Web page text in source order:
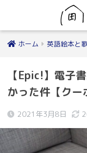
ホーム 英語絵本と
【Epic!】電子
かった件【クー
2021年3月8日